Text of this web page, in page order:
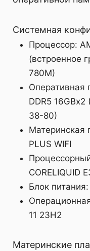
Системная
Процессор:
(встроенное
780M)
Оперативная
DDR5
38-80)
Материнская
PLUS WIFI
CORELIQUID
Блок
11 23H2
Материнские